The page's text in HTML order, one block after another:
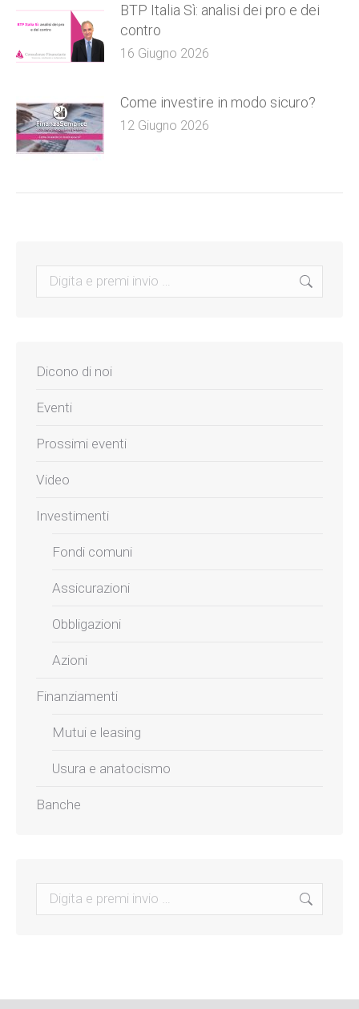
BTP Italia Sì: analisi dei pro e dei
contro
16 Giugno 2026
Come investire in modo sicuro?
12 Giugno 2026
Search:
Dicono di noi
Eventi
Prossimi eventi
Video
Investimenti
Fondi comuni
Assicurazioni
Obbligazioni
Azioni
Finanziamenti
Mutui e leasing
Usura e anatocismo
Banche
Search: